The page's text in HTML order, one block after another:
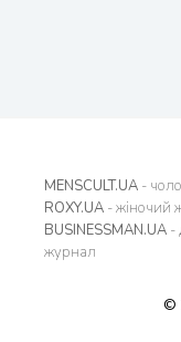
MENSCULT.UA -
ROXY.UA - жіночий
BUSINESSMAN.UA -
журнал
©